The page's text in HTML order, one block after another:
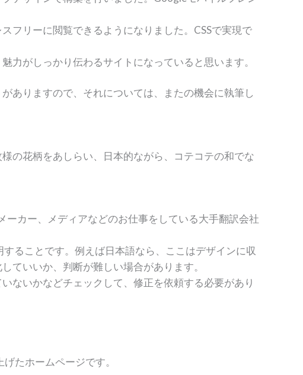
フリーに閲覧できるようになりました。CSSで実現で
力がしっかり伝わるサイトになっていると思います。
ありますので、それについては、またの機会に執筆し
の花柄をあしらい、日本的ながら、コテコテの和でな
カー、メディアなどのお仕事をしている大手翻訳会社
ることです。例えば日本語なら、ここはデザインに収
ていいか、判断が難しい場合があります。
ないかなどチェックして、修正を依頼する必要があり
たホームページです。